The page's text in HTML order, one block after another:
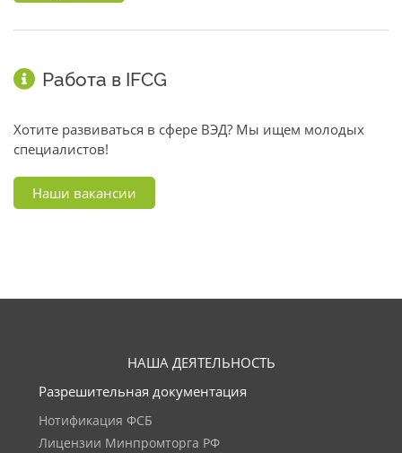
Работа в IFCG
Хотите развиваться в сфере ВЭД? Мы ищем молодых
специалистов!
Наши вакансии
НАША ДЕЯТЕЛЬНОСТЬ
Разрешительная документация
Нотификация ФСБ
Лицензии Минпромторга РФ